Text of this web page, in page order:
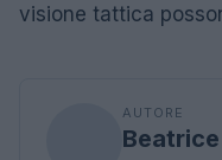
visione tattica
AUTORE